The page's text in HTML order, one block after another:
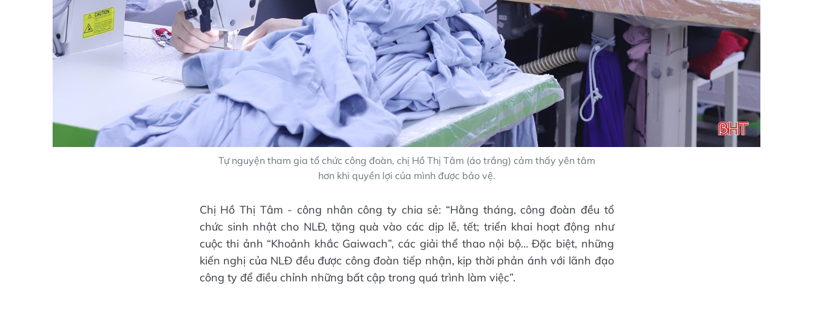
Tự nguyện tham gia tổ chức công đoàn, chị Hồ Thị Tâm (áo trắng) cảm thấy yên tâm
hơn khi quyền lợi của mình được bảo vệ.
Chị Hồ Thị Tâm - công nhân công ty chia sẻ: “Hằng tháng, công đoàn đều tổ
chức sinh nhật cho NLĐ, tặng quà vào các dịp lễ, tết; triển khai hoạt động như
cuộc thi ảnh “Khoảnh khắc Gaiwach”, các giải thể thao nội bộ… Đặc biệt, những
kiến nghị của NLĐ đều được công đoàn tiếp nhận, kịp thời phản ánh với lãnh đạo
công ty để điều chỉnh những bất cập trong quá trình làm việc”.